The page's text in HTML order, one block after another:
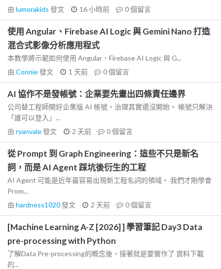
由 lumorakids 發文 16 小時前 0個留言
使用 Angular、Firebase AI Logic 與 Gemini Nano 打造
混合式影像分析應用程式
本教學將示範如何使用 Angular、Firebase AI Logic 與 G...
由 Connie發文 1 天前 0個留言
AI 協作不是發帳號：企業要先畫出四條責任邊界
公司替工程師開好企業版 AI 帳號，治理其實還沒開始。 帳號只解決
「誰可以登入」...
由 ryanvale發文 2 天前 0個留言
從 Prompt 到 Graph Engineering：這些不只是新名
詞，而是 AI Agent 踩坑後衍生的工程
AI Agent 可能是近年最容易出現新工程名詞的領域。 我們才剛學會
Prom...
由 hardness1020發文 2 天前 0個留言
[Machine Learning A-Z [2026] ] 學習筆記 Day3 Data
pre-processing with Python
了解Data Pre-processing的概念後，接著就是要實作了 資料下載
的...